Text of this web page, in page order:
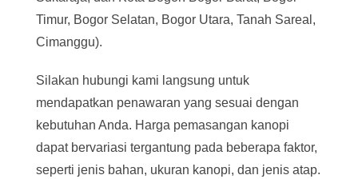
Timur, Bogor Selatan, Bogor Utara, Tanah Sareal,
Cimanggu).
Silakan hubungi kami langsung untuk
mendapatkan penawaran yang sesuai dengan
kebutuhan Anda. Harga pemasangan kanopi
dapat bervariasi tergantung pada beberapa faktor,
seperti jenis bahan, ukuran kanopi, dan jenis atap.